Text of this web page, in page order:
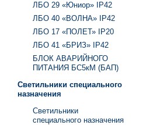
ЛБО 29 «Юниор» IP42
ЛБО 40 «ВОЛНА» IP42
ЛБО 17 «ПОЛЕТ» IP20
ЛБО 41 «БРИЗ» IP42
БЛОК АВАРИЙНОГО
ПИТАНИЯ БС5кМ (БАП)
Светильники специального
назначения
Светильники
специального назначения